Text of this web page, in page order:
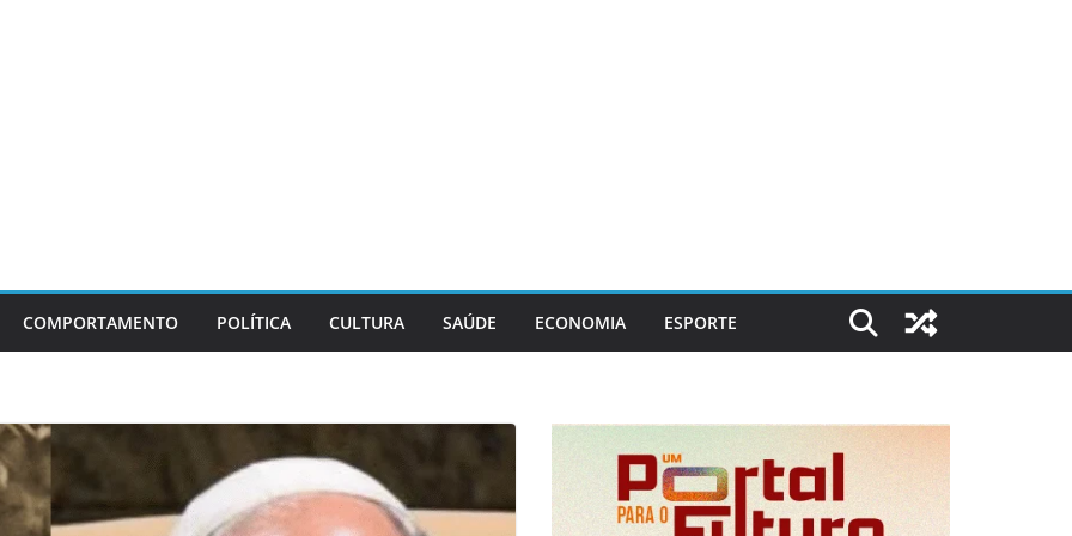
COMPORTAMENTO POLÍTICA CULTURA SAÚDE ECONOMIA ESPORTE